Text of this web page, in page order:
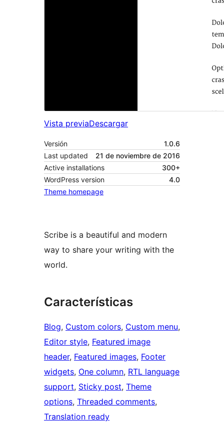
Vista previaDescargar
Versión
1.0.6
Last updated
21 de noviembre de 2016
Active installations
300+
WordPress version
4.0
Theme homepage
Scribe is a beautiful and modern
way to share your writing with the
world.
Características
Blog, Custom colors, Custom menu
Editor style, Featured image
header, Featured images, Footer
widgets, One column, RTL language
support, Sticky post, Theme
options, Threaded comments
Translation ready